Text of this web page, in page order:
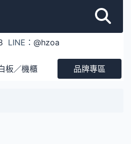
LINE：@hzoa
板／機櫃 品牌專區